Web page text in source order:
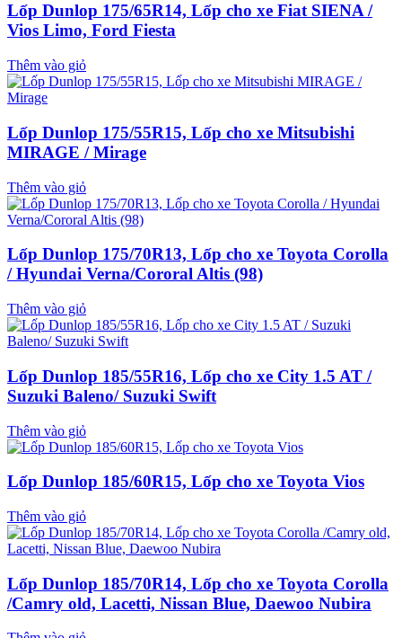
Lốp Dunlop 175/65R14, Lốp cho xe Fiat SIENA /
Vios Limo, Ford Fiesta
Thêm vào giỏ
Lốp Dunlop 175/55R15, Lốp cho xe Mitsubishi
MIRAGE / Mirage
Thêm vào giỏ
Lốp Dunlop 175/70R13, Lốp cho xe Toyota Corolla
/ Hyundai Verna/Cororal Altis (98)
Thêm vào giỏ
Lốp Dunlop 185/55R16, Lốp cho xe City 1.5 AT /
Suzuki Baleno/ Suzuki Swift
Thêm vào giỏ
Lốp Dunlop 185/60R15, Lốp cho xe Toyota Vios
Thêm vào giỏ
Lốp Dunlop 185/70R14, Lốp cho xe Toyota Corolla
/Camry old, Lacetti, Nissan Blue, Daewoo Nubira